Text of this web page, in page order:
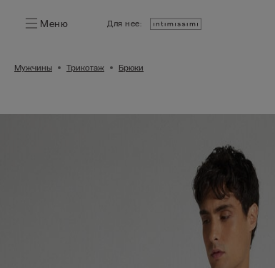
Меню Для нее:
Мужчины Трикотаж Брюки